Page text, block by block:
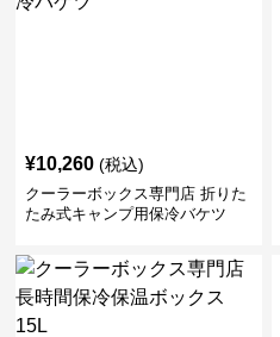
¥10,260 (税込)
クーラーボックス専門店 折りた
たみ式キャンプ用保冷バケツ